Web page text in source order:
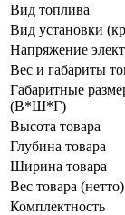
Вид топлива
Вид установки
Напряжение
Вес и габариты
Габаритные
(В*Ш*Г)
Высота товара
Глубина товара
Ширина товара
Вес товара (нетто)
Комплектность